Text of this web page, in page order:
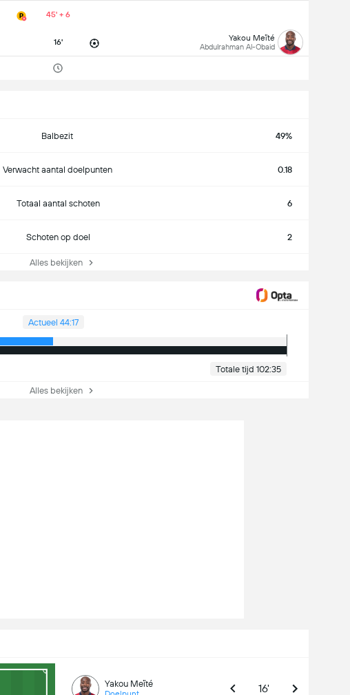
45' + 6
16' Yakou Meïté
Abdulrahman Al-Obaid
Balbezit 49%
Verwacht aantal doelpunten 0.18
Totaal aantal schoten 6
Schoten op doel 2
Alles bekijken
Actueel 44:17
Totale tijd 102:35
Alles bekijken
Yakou Meïté 16'